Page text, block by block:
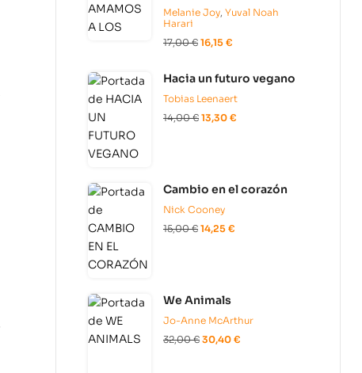
Melanie Joy, Yuval Noah
Harari
17,00€ 16,15 €
Hacia un futuro vegano
Tobias Leenaert
14,00€ 13,30 €
Cambio en el corazón
Nick Cooney
15,00€ 14,25 €
We Animals
Jo-Anne McArthur
32,00€ 30,40 €